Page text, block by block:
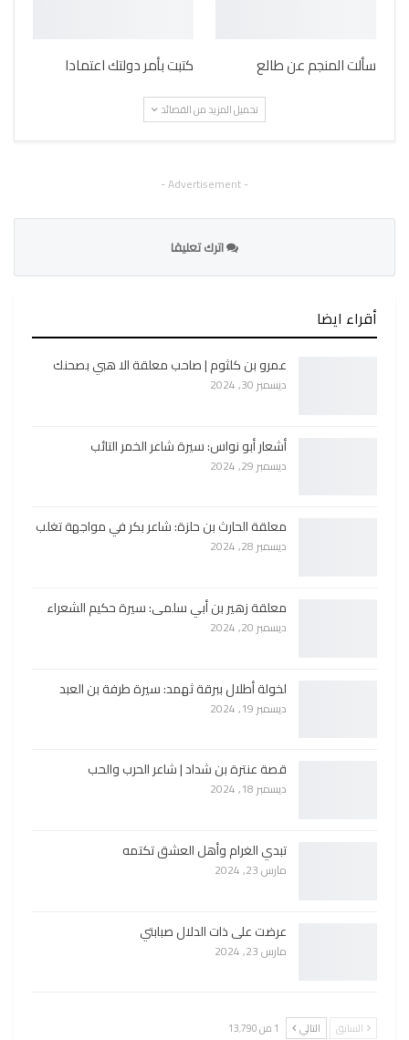
سألت المنجم عن طالع كتبت بأمر دولتك اعتمادا
تحميل المزيد من القصائد
- Advertisement -
اترك تعليقا
أقراء ايضا
عمرو بن كلثوم | صاحب معلقة الا هبي بصحنك
ديسمبر 30, 2024
أشعار أبو نواس: سيرة شاعر الخمر التائب
ديسمبر 29, 2024
معلقة الحارث بن حلزة: شاعر بكر في مواجهة تغلب
ديسمبر 28, 2024
معلقة زهير بن أبي سلمى: سيرة حكيم الشعراء
ديسمبر 20, 2024
لخولة أطلال ببرقة ثهمد: سيرة طرفة بن العبد
ديسمبر 19, 2024
قصة عنترة بن شداد | شاعر الحرب والحب
ديسمبر 18, 2024
تبدي الغرام وأهل العشق تكتمه
مارس 23, 2024
عرضت على ذات الدلال صبابتي
مارس 23, 2024
السابق التالي 1 من 13٬790